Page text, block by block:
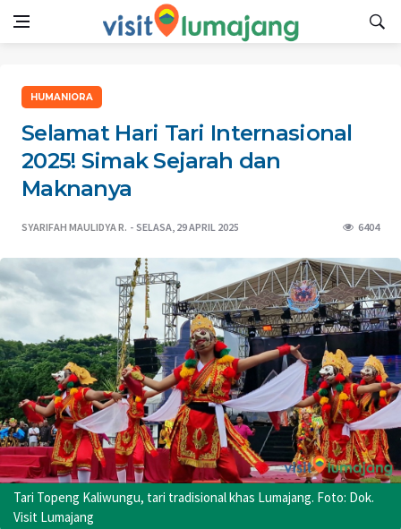
HUMANIORA
Selamat Hari Tari Internasional
2025! Simak Sejarah dan
Maknanya
SYARIFAH MAULIDYA R. SELASA, 29 APRIL 2025 6404
Tari Topeng Kaliwungu, tari tradisional khas Lumajang. Foto: Dok.
Visit Lumajang